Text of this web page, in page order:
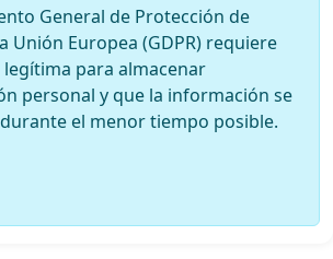
qué tipo de entendimiento con Europa
para el MERCOSUR, resulta
gobiernos convoquen inmediatamente
democrática para el análisis y debate
de corto y largo plazo -generales,
y se planteen alternativas superadoras de
la mayor consideración.
General de Protección de
Unión Europea (GDPR) requiere
para almacenar
personal y que la información se
el menor tiempo posible.